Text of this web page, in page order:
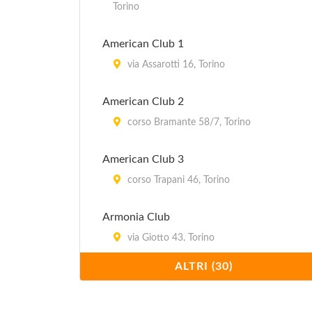
via Rotta Cerbiatta 24, Fiano
via Venaria , Druento
via Pralormo 29, Carmagnola
Torino
American Club 1
via Assarotti 16, Torino
American Club 2
corso Bramante 58/7, Torino
American Club 3
corso Trapani 46, Torino
Armonia Club
via Giotto 43, Torino
ALTRI (30)